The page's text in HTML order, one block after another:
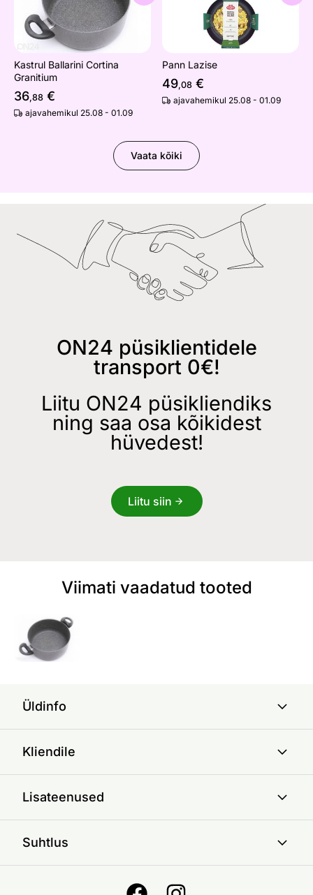
Kastrul Ballarini Cortina
Granitium
36,88 €
ajavahemikul 25.08 - 01.09
Pann Lazise
49,08 €
ajavahemikul 25.08 - 01.09
Vaata kõiki
ON24 püsiklientidele
transport 0€!
Liitu ON24 püsikliendiks
ning saa osa kõikidest
hüvedest!
Liitu siin
Viimati vaadatud tooted
Üldinfo
Kliendile
Lisateenused
Suhtlus